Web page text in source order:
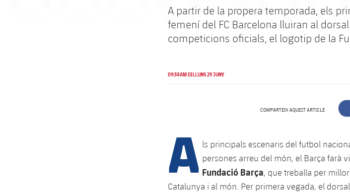
A partir de la propera temporada, els
femení del FC Barcelona lluiran al
competicions oficials, el logotip de la
09:34AM DILLUNS 29 JUNY
COMPARTEIX AQUEST ARTICLE
A ls principals escenaris del futbol
persones arreu del món, el Barça farà
Fundació Barça, que treballa per
Catalunya i al món. Per primera vegada, el